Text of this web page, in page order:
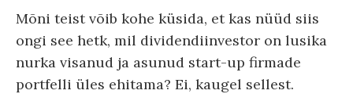
Mõni teist võib kohe küsida, et kas nüüd siis
ongi see hetk, mil dividendiinvestor on lusika
nurka visanud ja asunud start-up firmade
portfelli üles ehitama? Ei, kaugel sellest.